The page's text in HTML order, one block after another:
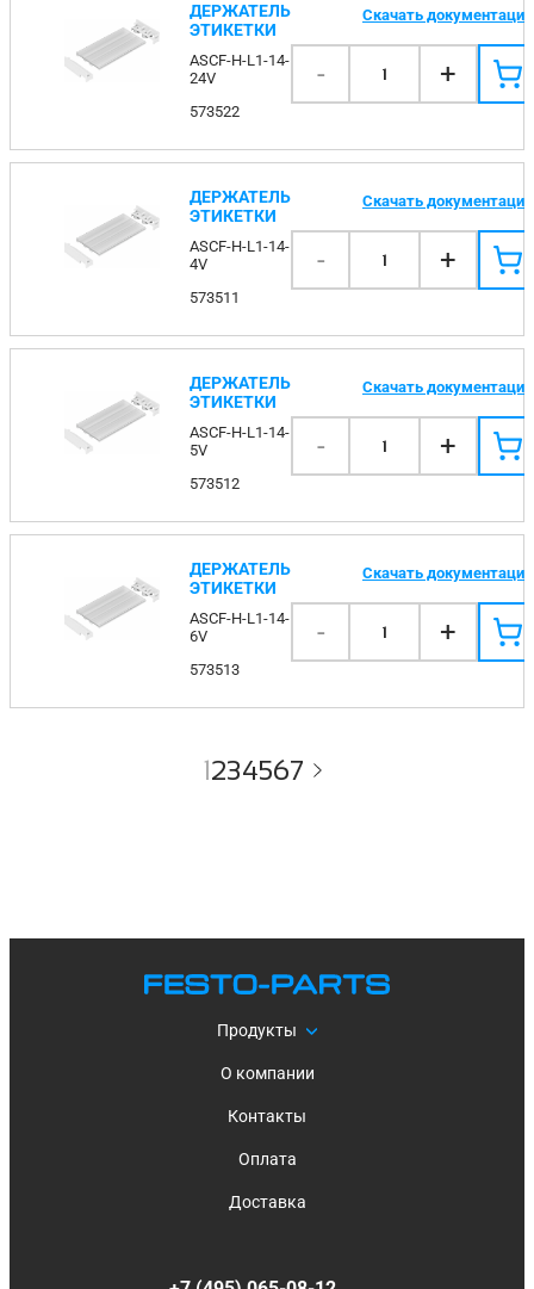
ДЕРЖАТЕЛЬ
ЭТИКЕТКИ
ASCF-H-L1-14-
24V
573522
Скачать
- 1 +
ДЕРЖАТЕЛЬ
ЭТИКЕТКИ
ASCF-H-L1-14-
4V
573511
Скачать
- 1 +
ДЕРЖАТЕЛЬ
ЭТИКЕТКИ
ASCF-H-L1-14-
5V
573512
Скачать
- 1 +
ДЕРЖАТЕЛЬ
ЭТИКЕТКИ
ASCF-H-L1-14-
6V
573513
Скачать
- 1 +
1234567
Продукты
О компании
Контакты
Оплата
Доставка